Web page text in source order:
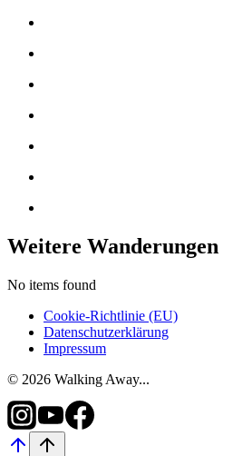
Weitere Wanderungen
No items found
Cookie-Richtlinie (EU)
Datenschutzerklärung
Impressum
© 2026 Walking Away...